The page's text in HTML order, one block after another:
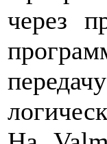
через